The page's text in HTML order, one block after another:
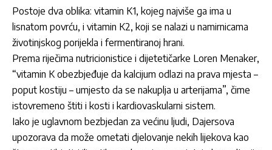
Postoje dva oblika: vitamin K1, kojeg najviše ga ima u
lisnatom povrću, i vitamin K2, koji se nalazi u namirnicama
životinjskog porijekla i fermentiranoj hrani.
Prema riječima nutricionistice i dijetetičarke Loren Menaker,
“vitamin K obezbjeđuje da kalcijum odlazi na prava mjesta –
poput kostiju – umjesto da se nakuplja u arterijama”, čime
istovremeno štiti i kosti i kardiovaskularni sistem.
Iako je uglavnom bezbjedan za većinu ljudi, Dajersova
upozorava da može ometati djelovanje nekih lijekova kao